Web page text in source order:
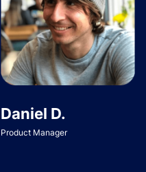
Daniel D.
Product Manager